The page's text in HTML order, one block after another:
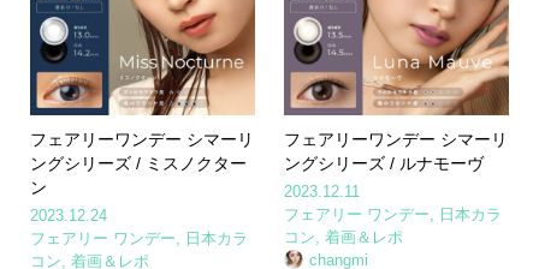
フェアリーワンデー シマーリ
ングシリーズ / ミスノクター
ン
2023.12.24
フェアリー ワンデー, 日本カラ
コン, 着画＆レポ
フェアリーワンデー シマーリ
ングシリーズ / ルナモーヴ
2023.12.11
フェアリー ワンデー, 日本カラ
コン,着画＆レポ
changmi